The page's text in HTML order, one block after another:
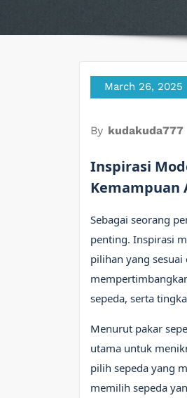
March 26, 2025
By kudakuda777
Inspirasi
Kemampuan
Sebagai seorang
penting. Inspirasi
pilihan yang
sepeda, serta
Menurut pakar
utama untuk
pilih sepeda yang
memilih sepeda